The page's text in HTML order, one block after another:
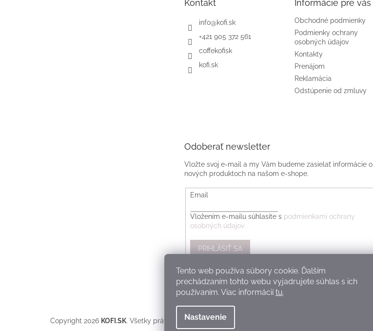
Tento web používa súbory cookie. Ďalším
prechádzaním tohto webu vyjadrujete súhlas s ich
používaním. Viac informácií tu.
Nastavenie
Kontakt
info@kofi.sk
+421 905 372 561
coffekofisk
kofi.sk
Informácie pre vás
Obchodné podmienky
Podmienky ochrany
osobných údajov
Kontakty
Prenájom
Reklamácia
Odstúpenie od zmluvy
Odoberať newsletter
Vložte svoj e-mail a my Vám budeme zasielať informácie o
nových produktoch na našom e-shope.
Email
Vložením e-mailu súhlasíte s podmienkami ochrany
osobných údajov
PRIHLÁSIŤ SA
Copyright 2026 KOFI.SK. Všetky práva vyhradené.